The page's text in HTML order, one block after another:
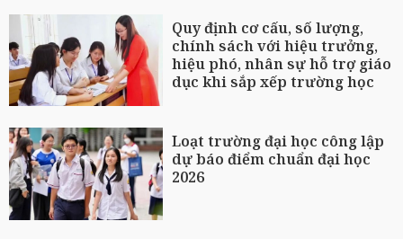
Quy định cơ cấu, số lượng,
chính sách với hiệu trưởng,
hiệu phó, nhân sự hỗ trợ giáo
dục khi sắp xếp trường học
Loạt trường đại học công lập
dự báo điểm chuẩn đại học
2026